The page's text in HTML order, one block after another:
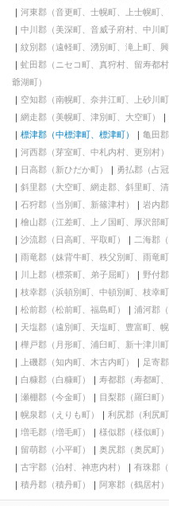
河東郡（音更町、士幌町、上士幌町、
中川郡（美深町、音威子府村、中川
紋別郡（遠軽町、湧別町、滝上町、
虻田郡（ニセコ町、真狩村、留寿都
爺湖町）
空知郡（南幌町、奈井江町、上砂川
網走郡（美幌町、津別町、大空町）
標津郡（中標津町、標津町）
亀田郡
河西郡（芽室町、中札内村、更別村）
日高郡（新ひだか町）
勇払郡（占
斜里郡（大空町、網走郡、斜里町、清
石狩郡（当別町、新篠津村）
岩内
檜山郡（江差町、上ノ国町、厚沢部町
沙流郡（日高町、平取町）
二海郡
雨竜郡（妹背牛町、秩父別町、雨竜
川上郡（標茶町、弟子屈町）
野付
枝幸郡（浜頓別町、中頓別町、枝幸町
松前郡（松前町、福島町）
浦河郡（
天塩郡（遠別町、天塩町、豊富町、幌
樺戸郡（月形町、浦臼町、新十津川町
上磯郡（知内町、木古内町）
足寄
白糠郡（白糠町）
寿都郡（寿都町、
瀬棚郡（今金町）
目梨郡（羅臼町）
幌泉郡（えりも町）
利尻郡（利尻
増毛郡（増毛町）
様似郡（様似町）
留萌郡（小平町）
奥尻郡（奥尻町）
古宇郡（泊村、神恵内村）
有珠郡（
積丹郡（積丹町）
阿寒郡（鶴居村）